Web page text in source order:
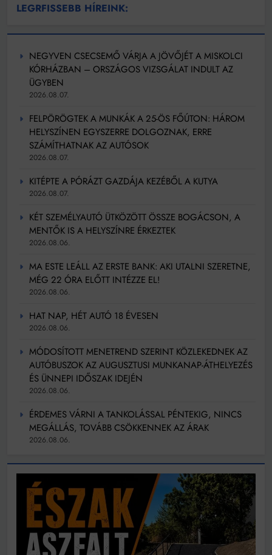
LEGRFISSEBB HÍREINK:
NEGYVEN CSECSEMŐ VÁRJA A JÖVŐJÉT A MISKOLCI
KÓRHÁZBAN – ORSZÁGOS VIZSGÁLAT INDULT AZ
ÜGYBEN
2026.08.07.
FELPÖRÖGTEK A MUNKÁK A 25-ÖS FŐÚTON: HÁROM
HELYSZÍNEN EGYSZERRE DOLGOZNAK, ERRE
SZÁMÍTHATNAK AZ AUTÓSOK
2026.08.07.
KITÉPTE A PÓRÁZT GAZDÁJA KEZÉBŐL A KUTYA
2026.08.07.
KÉT SZEMÉLYAUTÓ ÜTKÖZÖTT ÖSSZE BOGÁCSON, A
MENTŐK IS A HELYSZÍNRE ÉRKEZTEK
2026.08.06.
MA ESTE LEÁLL AZ ERSTE BANK: AKI UTALNI SZERETNE,
MÉG 22 ÓRA ELŐTT INTÉZZE EL!
2026.08.06.
HAT NAP, HÉT AUTÓ 18 ÉVESEN
2026.08.06.
MÓDOSÍTOTT MENETREND SZERINT KÖZLEKEDNEK AZ
AUTÓBUSZOK AZ AUGUSZTUSI MUNKANAP-ÁTHELYEZÉS
ÉS ÜNNEPI IDŐSZAK IDEJÉN
2026.08.06.
ÉRDEMES VÁRNI A TANKOLÁSSAL PÉNTEKIG, NINCS
MEGÁLLÁS, TOVÁBB CSÖKKENNEK AZ ÁRAK
2026.08.06.